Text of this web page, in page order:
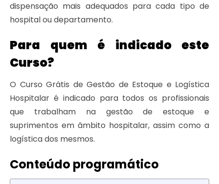
dispensação mais adequados para cada tipo de
hospital ou departamento.
Para quem é indicado este
Curso?
O Curso Grátis de Gestão de Estoque e Logística
Hospitalar é indicado para todos os profissionais
que trabalham na gestão de estoque e
suprimentos em âmbito hospitalar, assim como a
logística dos mesmos.
Conteúdo programático